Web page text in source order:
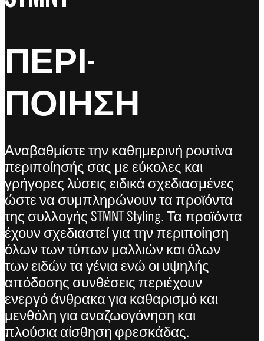
ΠΕΡΙ-
ΠΟΙΗΣΗ
Αναβαθμίστε την καθημερινή ρουτίνα
περιποίησής σας με εύκολες και
γρήγορες λύσεις ειδικά σχεδιασμένες
ώστε να συμπληρώνουν τα προϊόντα
της συλλογής STMNT Styling. Τα προϊόντα
έχουν σχεδιαστεί για την περιποίηση
όλων των τύπων μαλλιών και όλων
των ειδών τα γένια ενώ οι υψηλής
απόδοσης συνθέσεις περιέχουν
ενεργό άνθρακα για καθαρισμό και
μενθόλη για αναζωογόνηση και
πλούσια αίσθηση φρεσκάδας.